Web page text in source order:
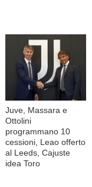
Juve, Massara e
Ottolini
programmano 10
cessioni, Leao offerto
al Leeds, Cajuste
idea Toro